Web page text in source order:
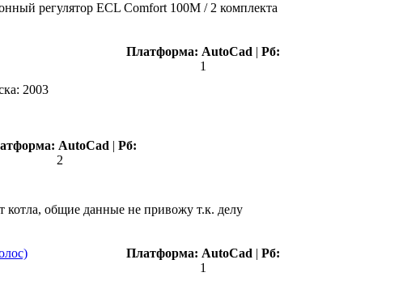
регулятор ЕCL Comfort 100M / 2 комплекта
Платформа: AutoCad | Рб:
1
2003
AutoCad | Рб:
2
котла, общие данные не привожу т.к. делу
Платформа: AutoCad | Рб:
1